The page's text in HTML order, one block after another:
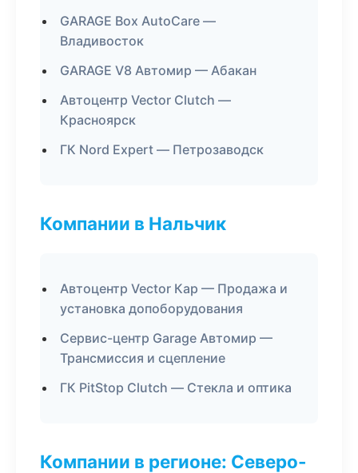
GARAGE Box AutoCare —
Владивосток
GARAGE V8 Автомир — Абакан
Автоцентр Vector Clutch —
Красноярск
ГК Nord Expert — Петрозаводск
Компании в Нальчик
Автоцентр Vector Кар — Продажа и
установка допоборудования
Сервис-центр Garage Автомир —
Трансмиссия и сцепление
ГК PitStop Clutch — Стекла и оптика
Компании в регионе: Северо-